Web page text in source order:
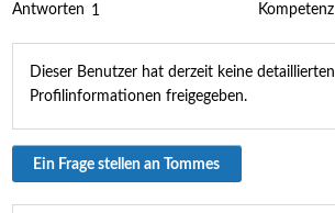
Antworten 1
Kompetenz
Dieser Benutzer hat derzeit keine detaillierten
Profilinformationen freigegeben.
Ein Frage stellen an Tommes